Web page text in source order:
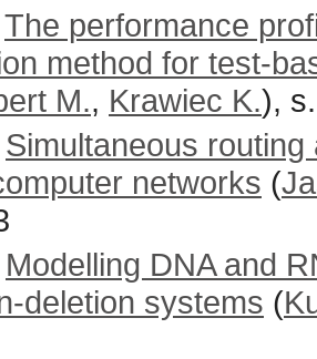
The performance
method for test-
M., Krawiec K.),
Simultaneous
networks (
Modelling DNA and
deletion systems (